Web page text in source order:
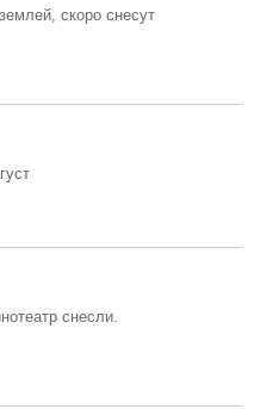
скоро снесут
снесли.